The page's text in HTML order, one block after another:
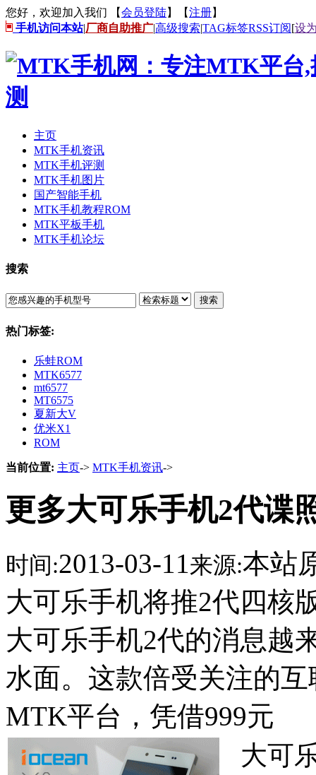
您好，欢迎加入我们 【会员登陆】【注册】
手机访问本站|厂商自助推广|高级搜索|TAG标签RSS订阅[设
主页
MTK手机资讯
MTK手机评测
MTK手机图片
国产智能手机
MTK手机教程ROM
MTK平板手机
MTK手机论坛
搜索
搜索
热门标签:
乐蛙ROM
MTK6577
mt6577
MT6575
夏新大V
优米X1
ROM
当前位置: 主页-> MTK手机资讯->
更多大可乐手机2代谍
时间:2013-03-11来源:本站
大可乐手机将推2代四核
大可乐手机2代的消息越
水面。这款倍受关注的
MTK平台，凭借999元
大可